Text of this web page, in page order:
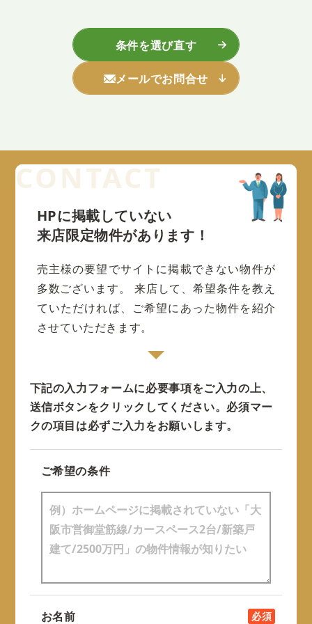
条件を選び直す
メールでお問合せ
HPに掲載していない
来店限定物件があります！
売主様の要望でサイトに掲載できない物件が
多数ございます。
来店して、希望条件を教え
ていただければ、ご希望にあった物件を紹介
させていただきます。
下記の入力フォームに必要事項をご入力の上、
送信ボタンをクリックしてください。 必須マー
クの項目は必ずご入力をお願いします。
ご希望の条件
お名前 必須